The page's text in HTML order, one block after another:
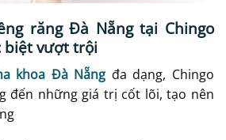
răng Đà Nẵng tại Chingo
biệt vượt trội
khoa Đà Nẵng đa dạng, Chingo
đến những giá trị cốt lõi, tạo nên